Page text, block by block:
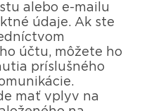
alebo e-mailu
údaje. Ak ste
účtu, môžete ho
príslušného
mať vplyv na